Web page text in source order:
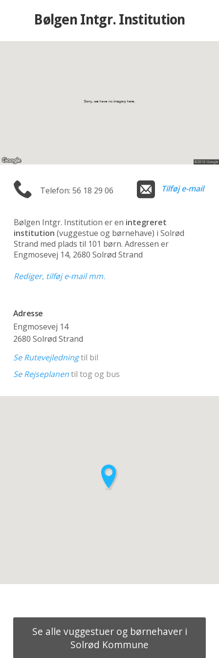
Bølgen Intgr. Institution
Telefon: 56 18 29 06 Tilføj e-mail
Bølgen Intgr. Institution er en integreret
institution (vuggestue og børnehave) i Solrød
Strand med plads til 101 børn. Adressen er
Engmosevej 14, 2680 Solrød Strand
Rediger, tilføj e-mail mm.
Adresse
Engmosevej 14
2680 Solrød Strand
Se Rutevejledningtil bil
Se Rejseplanentil tog og bus
Se alle vuggestuer og børnehaver i
Solrød Kommune